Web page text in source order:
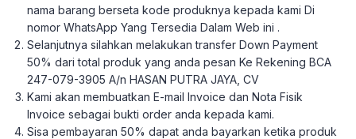
nama barang berseta kode produknya kepada kami Di
nomor WhatsApp Yang Tersedia Dalam Web ini .
Selanjutnya silahkan melakukan transfer Down Payment
50% dari total produk yang anda pesan Ke Rekening BCA
247-079-3905 A/n HASAN PUTRA JAYA, CV
Kami akan membuatkan E-mail Invoice dan Nota Fisik
Invoice sebagai bukti order anda kepada kami.
Sisa pembayaran 50% dapat anda bayarkan ketika produk